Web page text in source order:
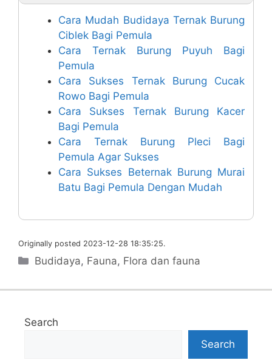
Cara Mudah Budidaya Ternak Burung
Ciblek Bagi Pemula
Cara Ternak Burung Puyuh Bagi
Pemula
Cara Sukses Ternak Burung Cucak
Rowo Bagi Pemula
Cara Sukses Ternak Burung Kacer
Bagi Pemula
Cara Ternak Burung Pleci Bagi
Pemula Agar Sukses
Cara Sukses Beternak Burung Murai
Batu Bagi Pemula Dengan Mudah
Originally posted 2023-12-28 18:35:25.
Categories
Budidaya, Fauna, Flora dan fauna
Search
Search